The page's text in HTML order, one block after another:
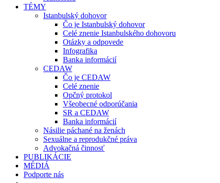
TÉMY
Istanbulský dohovor
Čo je Istanbulský dohovor
Celé znenie Istanbulského dohovoru
Otázky a odpovede
Infografika
Banka informácií
CEDAW
Čo je CEDAW
Celé znenie
Opčný protokol
Všeobecné odporúčania
SR a CEDAW
Banka informácií
Násilie páchané na ženách
Sexuálne a reprodukčné práva
Advokačná činnosť
PUBLIKÁCIE
MÉDIÁ
Podporte nás